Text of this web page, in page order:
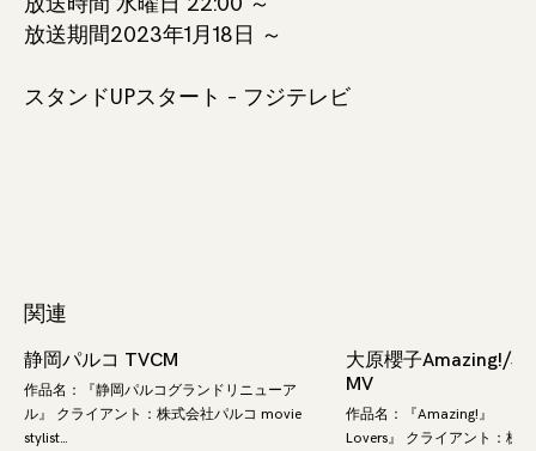
放送期間2023年1月18日 ～
スタンドUPスタート – フジテレビ
関連
静岡パルコ TVCM
作品名：『静岡パルコグランドリニューア
ル』 クライアント：株式会社パルコ movie
stylist…
大原櫻子Amazing!/
MV
作品名：『Amazing!』
Lovers』 クライアント：株